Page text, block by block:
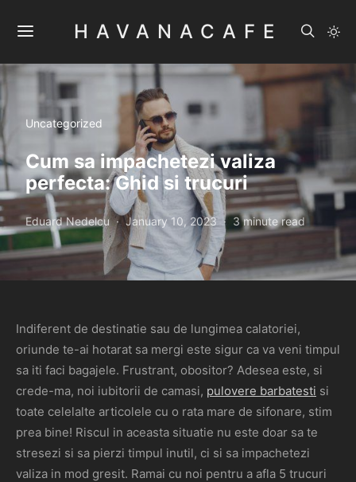
HAVANACAFE
Uncategorized
Cum sa impachetezi valiza
perfecta: Ghid si trucuri
Eduard Nedelcu January 10, 2023 3 minute read
Indiferent de destinatie sau de lungimea calatoriei,
oriunde te-ai hotarat sa mergi este sigur ca va veni timpul
sa iti faci bagajele. Frustrant, obositor? Adesea este, si
crede-ma, noi iubitorii de camasi, pulovere barbatesti si
toate celelalte articolele cu o rata mare de sifonare, stim
prea bine! Riscul in aceasta situatie nu este doar sa te
stresezi si sa pierzi timpul inutil, ci si sa impachetezi
valiza in mod gresit. Ramai cu noi pentru a afla 5 trucuri